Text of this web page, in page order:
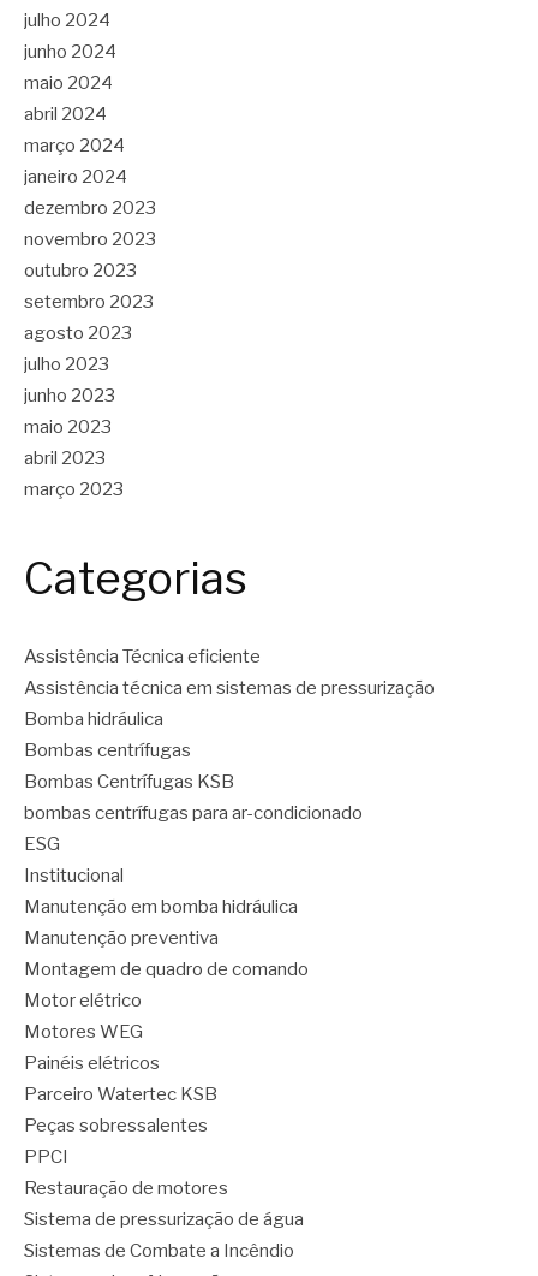
julho 2024
junho 2024
maio 2024
abril 2024
março 2024
janeiro 2024
dezembro 2023
novembro 2023
outubro 2023
setembro 2023
agosto 2023
julho 2023
junho 2023
maio 2023
abril 2023
março 2023
Categorias
Assistência Técnica eficiente
Assistência técnica em sistemas de pressurização
Bomba hidráulica
Bombas centrífugas
Bombas Centrífugas KSB
bombas centrífugas para ar-condicionado
ESG
Institucional
Manutenção em bomba hidráulica
Manutenção preventiva
Montagem de quadro de comando
Motor elétrico
Motores WEG
Painéis elétricos
Parceiro Watertec KSB
Peças sobressalentes
PPCI
Restauração de motores
Sistema de pressurização de água
Sistemas de Combate a Incêndio